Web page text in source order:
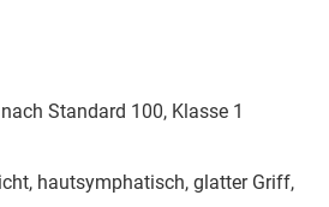
Standard 100, Klasse 1
hautsymphatisch, glatter Griff,